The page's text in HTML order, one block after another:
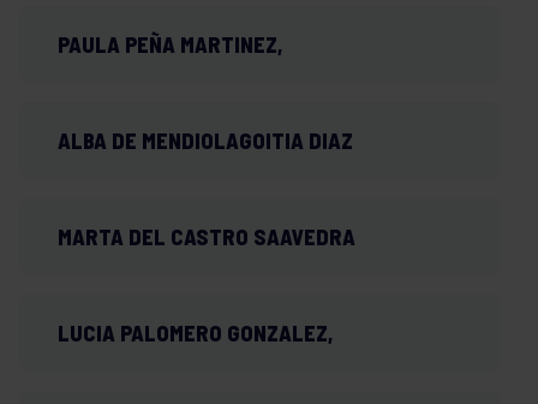
PAULA PEÑA MARTINEZ,
ALBA DE MENDIOLAGOITIA DIAZ
MARTA DEL CASTRO SAAVEDRA
LUCIA PALOMERO GONZALEZ,